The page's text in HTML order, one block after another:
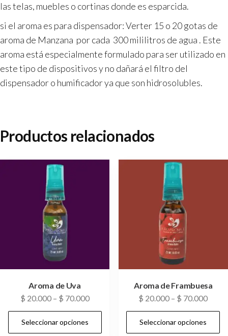
las telas, muebles o cortinas donde es esparcida.
si el aroma es para dispensador: Verter 15 o 20 gotas de
aroma de Manzana por cada 300 mililitros de agua . Este
aroma está especialmente formulado para ser utilizado en
este tipo de dispositivos y no dañará el filtro del
dispensador o humificador ya que son hidrosolubles.
Productos relacionados
Aroma de Uva
$ 20.000– $ 70.000
Seleccionar opciones
Aroma de Frambuesa
$ 20.000 – $ 70.000
Seleccionar opciones